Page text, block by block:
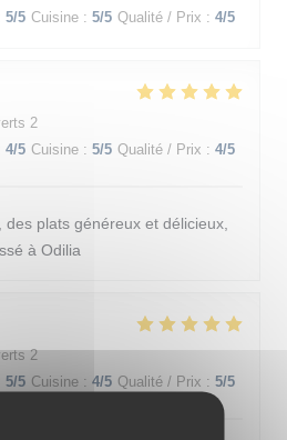
5/5 Cuisine : 5/5 Qualité / Prix : 4/5
2
4/5 Cuisine : 5/5 Qualité / Prix : 4/5
plats généreux et délicieux,
à Odilia
2
5/5 Cuisine : 4/5 Qualité / Prix : 5/5